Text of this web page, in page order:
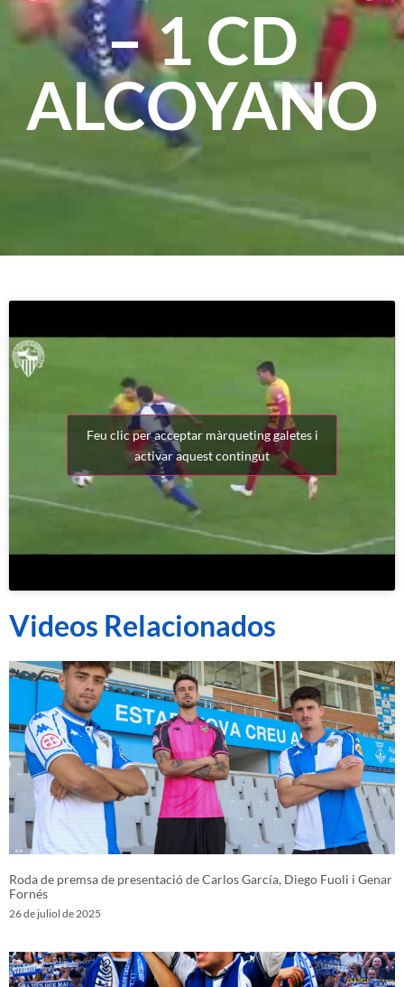
– 1 CD
ALCOYANO
Feu clic per acceptar màrqueting galetes i
activar aquest contingut
Videos Relacionados
Roda de premsa de presentació de Carlos García, Diego Fuoli i Genar
Fornés
26 de juliol de 2025